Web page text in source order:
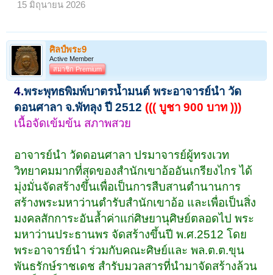
15 มิถุนายน 2026
ศิลป์พระ9
Active Member
สมาชิก Premium
4.พระพุทธพิมพ์บาตรน้ำมนต์ พระอาจารย์นำ วัด
ดอนศาลา จ.พัทลุง ปี 2512 ((( บูชา 900 บาท )))
เนื้อจัดเข้มข้น สภาพสวย
อาจารย์นำ วัดดอนศาลา ปรมาจารย์ผู้ทรงเวท
วิทยาคมมากที่สุดของสำนักเขาอ้ออันเกรียงไกร ได้
มุ่งมั่นจัดสร้างขึ้นเพื่อเป็นการสืบสานตำนานการ
สร้างพระมหาว่านตำรับสำนักเขาอ้อ และเพื่อเป็นสิ่ง
มงคลสักการะอันล้ำค่าแก่ศิษยานุศิษย์ตลอดไป พระ
มหาว่านประธานพร จัดสร้างขึ้นปี พ.ศ.2512 โดย
พระอาจารย์นำ ร่วมกับคณะศิษย์และ พล.ต.ต.ขุน
พันธรักษ์ราชเดช สำรับมวลสารที่นำมาจัดสร้างล้วน